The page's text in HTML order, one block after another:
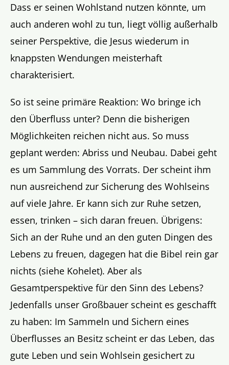
Dass er seinen Wohlstand nutzen könnte, um
auch anderen wohl zu tun, liegt völlig außerhalb
seiner Perspektive, die Jesus wiederum in
knappsten Wendungen meisterhaft
charakterisiert.
So ist seine primäre Reaktion: Wo bringe ich
den Überfluss unter? Denn die bisherigen
Möglichkeiten reichen nicht aus. So muss
geplant werden: Abriss und Neubau. Dabei geht
es um Sammlung des Vorrats. Der scheint ihm
nun ausreichend zur Sicherung des Wohlseins
auf viele Jahre. Er kann sich zur Ruhe setzen,
essen, trinken – sich daran freuen. Übrigens:
Sich an der Ruhe und an den guten Dingen des
Lebens zu freuen, dagegen hat die Bibel rein gar
nichts (siehe Kohelet). Aber als
Gesamtperspektive für den Sinn des Lebens?
Jedenfalls unser Großbauer scheint es geschafft
zu haben: Im Sammeln und Sichern eines
Überflusses an Besitz scheint er das Leben, das
gute Leben und sein Wohlsein gesichert zu